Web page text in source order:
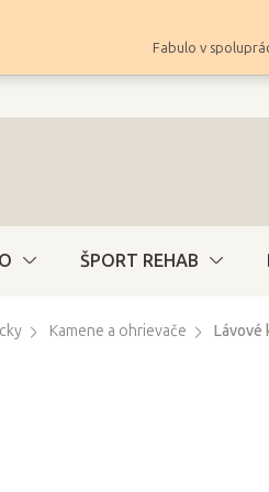
Fabulo v
ŠPORT REHAB
Kamene a ohrievače Lávové